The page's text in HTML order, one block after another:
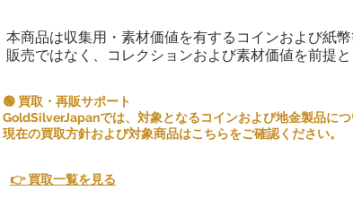
本商品は収集用・素材価値を有するコインおよび紙
販売ではなく、コレクションおよび素材価値を前提
🟢 買取・再販サポート
GoldSilverJapanでは、対象となるコインおよび地金製品につ
現在の買取方針および対象商品はこちらをご確認ください。
👉 買取一覧を見る